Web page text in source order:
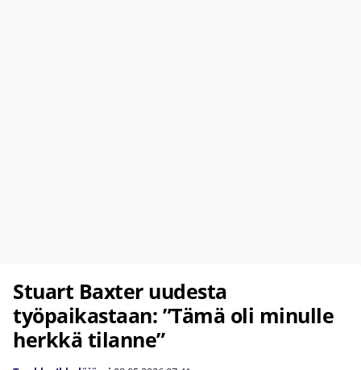
Stuart Baxter uudesta
työpaikastaan: ”Tämä oli minulle
herkkä tilanne”